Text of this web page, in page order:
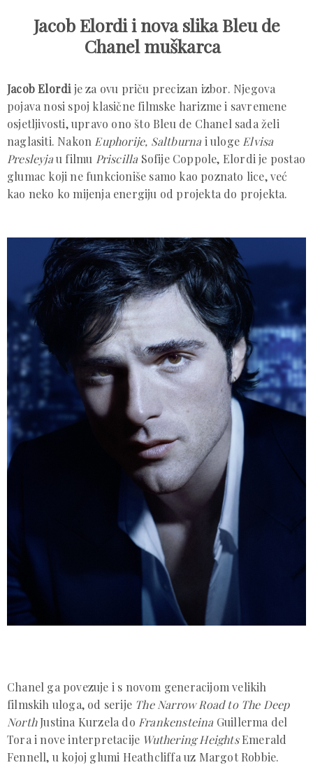
Jacob Elordi i nova slika Bleu de
Chanel muškarca
Jacob Elordi je za ovu priču precizan izbor. Njegova
pojava nosi spoj klasične filmske harizme i savremene
osjetljivosti, upravo ono što Bleu de Chanel sada želi
naglasiti. Nakon Euphorije, Saltburna i uloge Elvisa
Presleyja u filmu Priscilla Sofije Coppole, Elordi je postao
glumac koji ne funkcioniše samo kao poznato lice, već
kao neko ko mijenja energiju od projekta do projekta.
Chanel ga povezuje i s novom generacijom velikih
filmskih uloga, od serije The Narrow Road to The Deep
North Justina Kurzela do Frankensteina Guillerma del
Tora i nove interpretacije Wuthering Heights Emerald
Fennell, u kojoj glumi Heathcliffa uz Margot Robbie.